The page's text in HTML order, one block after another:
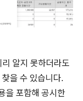
알지 못하더라도
을 수 있습니다.
을 포함해 공시한